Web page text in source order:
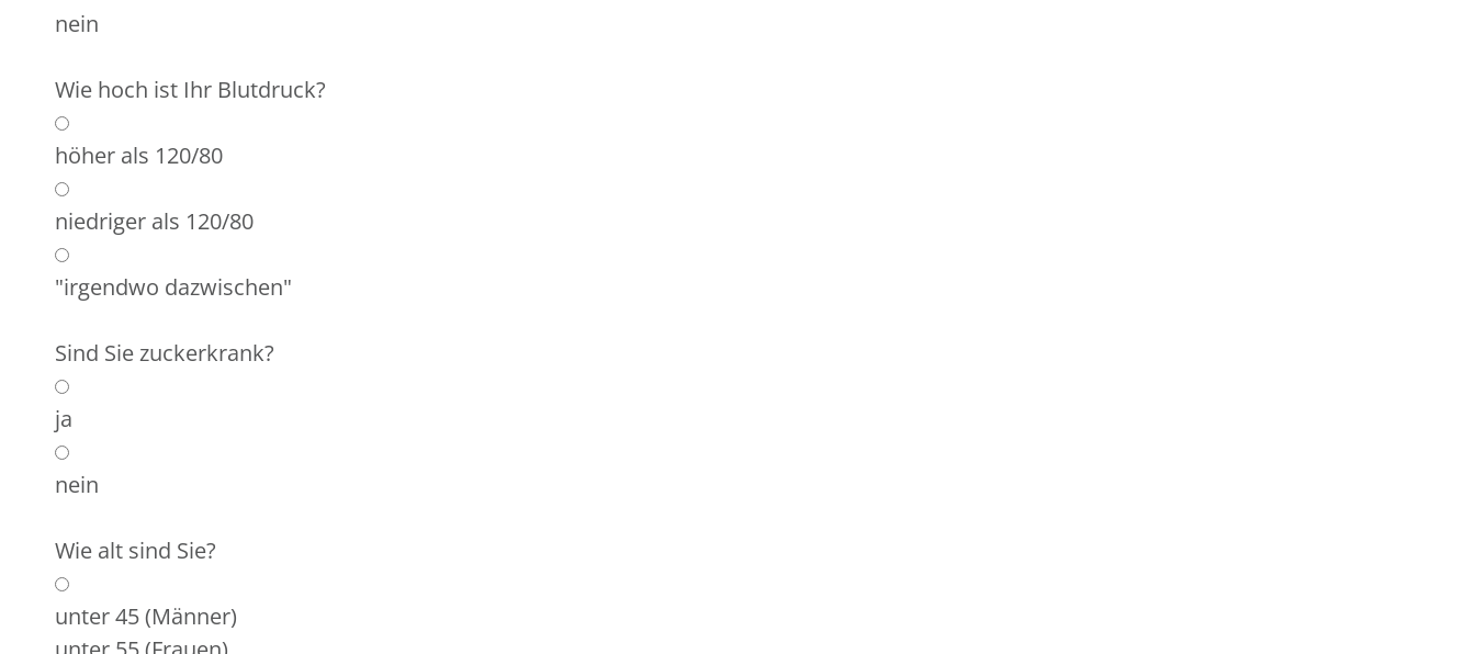
nein
Wie hoch ist Ihr Blutdruck?
höher als 120/80
niedriger als 120/80
"irgendwo dazwischen"
Sind Sie zuckerkrank?
ja
nein
Wie alt sind Sie?
unter 45 (Männer)